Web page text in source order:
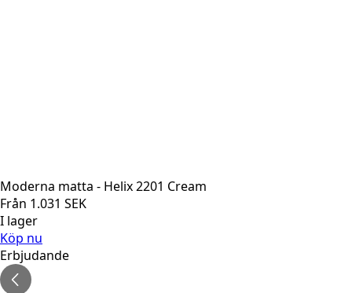
Moderna matta - Helix 2201 Cream
Från 1.031 SEK
I lager
Köp nu
Erbjudande